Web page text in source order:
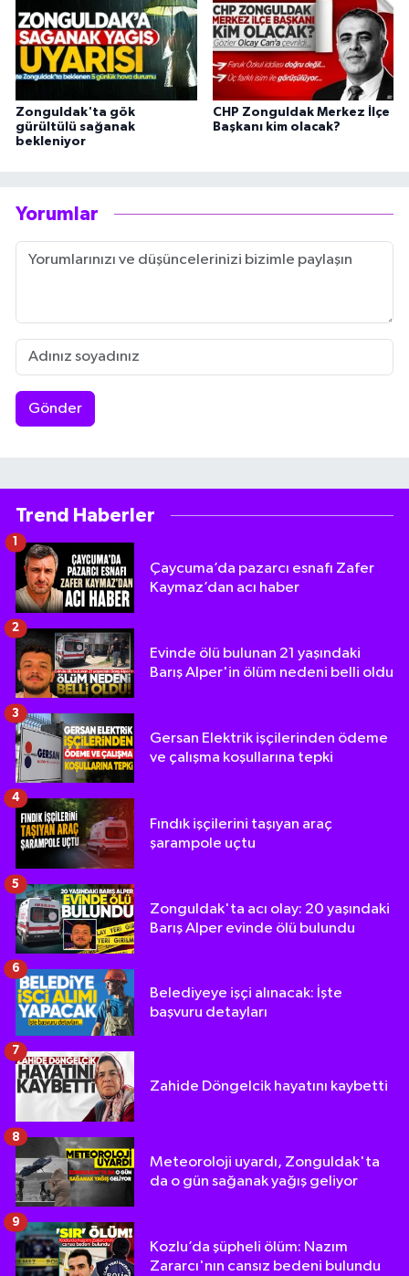
Zonguldak'ta gök
gürültülü sağanak
bekleniyor
CHP Zonguldak Merkez İlçe
Başkanı kim olacak?
Yorumlar
Gönder
Trend Haberler
Çaycuma’da pazarcı esnafı Zafer
Kaymaz’dan acı haber
Evinde ölü bulunan 21 yaşındaki
Barış Alper'in ölüm nedeni belli oldu
2
Gersan Elektrik işçilerinden ödeme
ve çalışma koşullarına tepki
3
Fındık işçilerini taşıyan araç
şarampole uçtu
4
Zonguldak'ta acı olay: 20 yaşındaki
Barış Alper evinde ölü bulundu
5
Belediyeye işçi alınacak: İşte
başvuru detayları
6
Zahide Döngelcik hayatını kaybetti
7
Meteoroloji uyardı, Zonguldak'ta
da o gün sağanak yağış geliyor
8
Kozlu’da şüpheli ölüm: Nazım
Zararcı'nın cansız bedeni bulundu
9